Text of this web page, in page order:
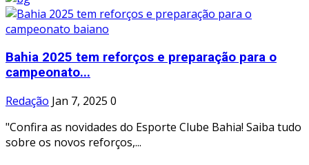
Bahia 2025 tem reforços e preparação para o
campeonato...
Redação Jan 7, 2025 0
"Confira as novidades do Esporte Clube Bahia! Saiba tudo
sobre os novos reforços,...